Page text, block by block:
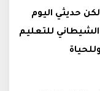
حديثي اليوم
للتعليم